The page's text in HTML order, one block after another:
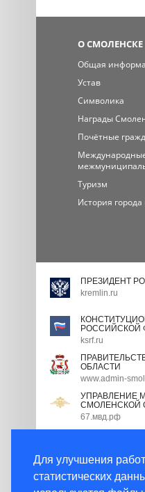
Для улучшения
статистических
О СМОЛЕНСКЕ
Общая
Устав
Символика
Награды
Почётные
Туризм
История города
ПРЕЗИДЕНТ
kremlin.ru
РОССИЙСКОЙ
ksrf.ru
ОБЛАСТИ
www.admin-
УПРАВЛЕНИЕ
СМОЛЕНСКОЙ
67.мвд.рф
ЭКСПЕРТНЫЙ